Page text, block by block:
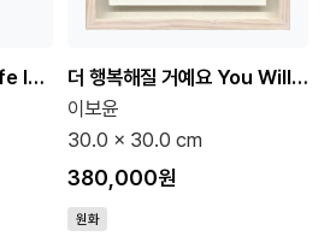
두근 두근 내 인생 My Life Is Pounding 40호 (원화)
더 행복해질 거예요 You Will Be Happier 6호 (원화)
이보윤
30.0 x 30.0 cm
380,000원
원화